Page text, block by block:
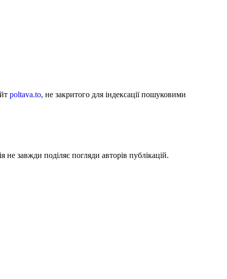
poltava.to, не закритого для індексації пошуковими
не завжди поділяє погляди авторів публікацій.